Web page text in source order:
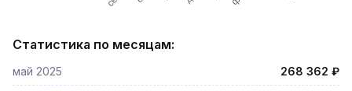
Статистика по месяцам:
май 2025 268 362 ₽